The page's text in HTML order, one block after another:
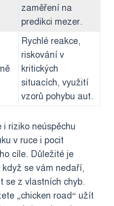
zaměření na
predikci mezer.
Rychlé reakce,
riskování v
kritických
situacích, využití
vzorů pohybu aut.
riziko neúspěchu
v ruce i pocit
cíle. Důležité je
se vám nedaří,
se z vlastních chyb.
„chicken road“ užít